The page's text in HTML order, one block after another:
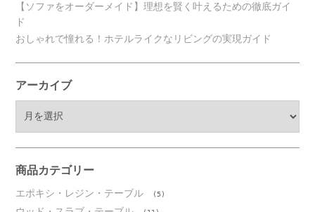
【ソファをオーダーメイド】理想を賢く叶えるための徹底ガイ
ド
おしゃれで憧れる！ホテルライクなリビングの実現ガイド
アーカイブ
ブ
商品カテゴリー
エポキシ・レジン・テーブル (5)